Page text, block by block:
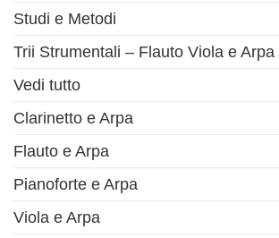
Studi e Metodi
Trii Strumentali – Flauto Viola e Arpa
Vedi tutto
Clarinetto e Arpa
Flauto e Arpa
Pianoforte e Arpa
Viola e Arpa